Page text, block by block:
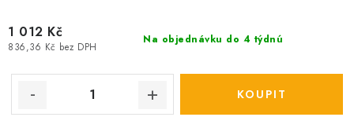
Na objednávku do 4 týdnú
836,36 Kč bez DPH
1 012 Kč